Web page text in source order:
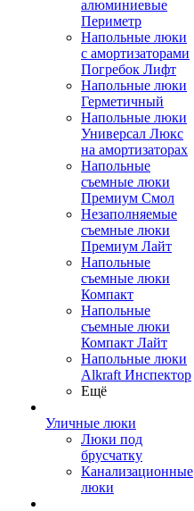
алюминиевые
Периметр
Напольные люки
с амортизаторами
Погребок Лифт
Напольные люки
Герметичный
Напольные люки
Универсал Люкс
на амортизаторах
Напольные
съемные люки
Премиум Смол
Незаполняемые
съемные люки
Премиум Лайт
Напольные
съемные люки
Компакт
Напольные
съемные люки
Компакт Лайт
Напольные люки
Alkraft Инспектор
Ещё
Уличные люки
Люки под
брусчатку
Канализационные
люки